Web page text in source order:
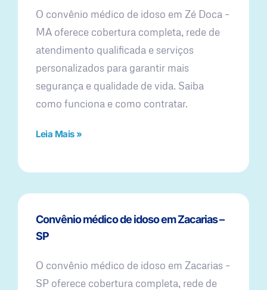
O convênio médico de idoso em Zé Doca –
MA oferece cobertura completa, rede de
atendimento qualificada e serviços
personalizados para garantir mais
segurança e qualidade de vida. Saiba
como funciona e como contratar.
Leia Mais »
Convênio médico de idoso em Zacarias –
SP
O convênio médico de idoso em Zacarias –
SP oferece cobertura completa, rede de